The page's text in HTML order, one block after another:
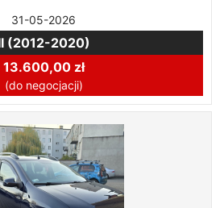
31-05-2026
(2012-2020)
13.600,00 zł
(do negocjacji)